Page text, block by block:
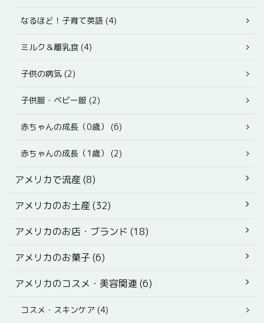
なるほど！子育て英語 (4)
ミルク＆離乳食 (4)
子供の病気 (2)
子供服・ベビー服 (2)
赤ちゃんの成長（0歳） (6)
赤ちゃんの成長（1歳） (2)
アメリカで流産 (8)
アメリカのお土産 (32)
アメリカのお店・ブランド (18)
アメリカのお菓子 (6)
アメリカのコスメ・美容関連 (6)
コスメ・スキンケア (4)